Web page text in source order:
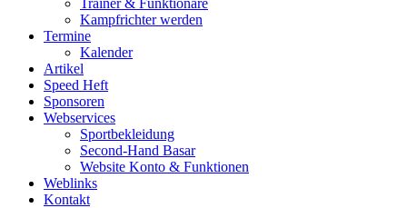
Kampfrichter werden
Termine
Kalender
Artikel
Speed Heft
Sponsoren
Webservices
Sportbekleidung
Second-Hand Basar
Website Konto & Funktionen
Weblinks
Kontakt